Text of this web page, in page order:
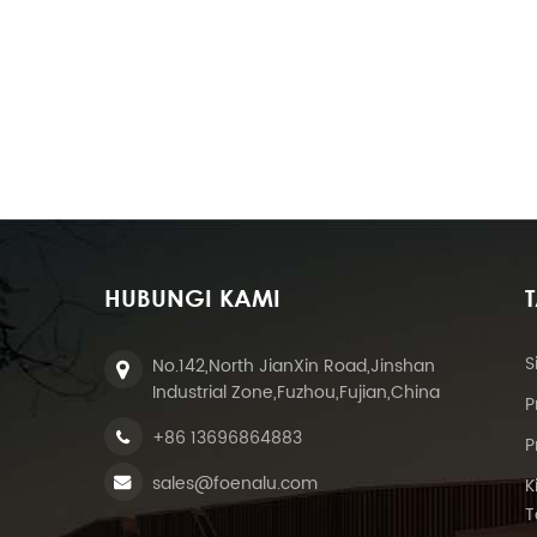
HUBUNGI KAMI
No.142,North JianXin Road,Jinshan
Industrial Zone,Fuzhou,Fujian,China
+86 13696864883
sales@foenalu.com